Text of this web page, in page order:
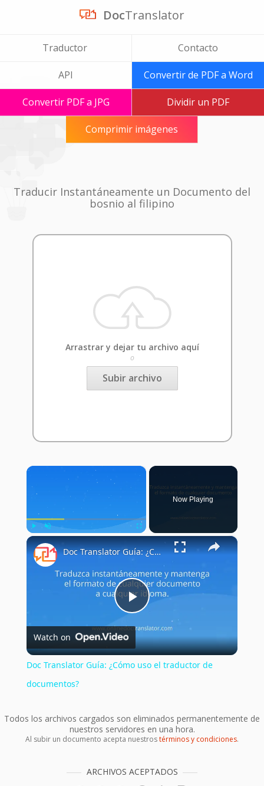
DocTranslator
Traductor Contacto
API Convertir de PDF a Word
Convertir PDF a JPG Dividir un PDF
Comprimir imágenes
Traducir Instantáneamente un Documento del
bosnio al filipino
Arrastrar y dejar tu archivo aquí
o
Subir archivo
×
Play Unmute Fullscreen
Now Playing
×
Play
Video
Doc Translator Guía: ¿Cómo uso el traductor de documentos?
Watch on
Doc Translator Guía: ¿Cómo uso el traductor de
documentos?
Todos los archivos cargados son eliminados permanentemente de
nuestros servidores en una hora.
Al subir un documento acepta nuestrostérminos y condiciones.
ARCHIVOS ACEPTADOS